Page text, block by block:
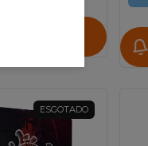
ESGOTADO